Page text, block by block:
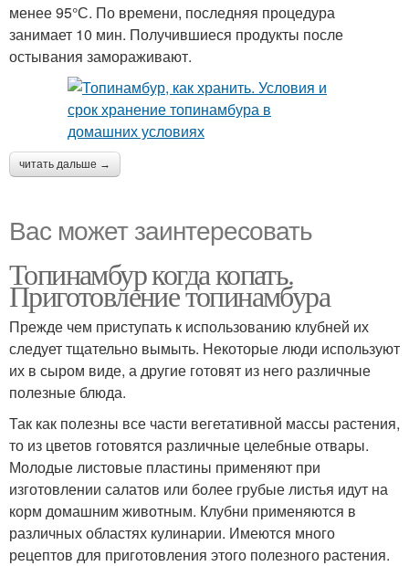
менее 95°С. По времени, последняя процедура
занимает 10 мин. Получившиеся продукты после
остывания замораживают.
читать дальше →
Вас может заинтересовать
Топинамбур когда копать.
Приготовление топинамбура
Прежде чем приступать к использованию клубней их
следует тщательно вымыть. Некоторые люди используют
их в сыром виде, а другие готовят из него различные
полезные блюда.
Так как полезны все части вегетативной массы растения,
то из цветов готовятся различные целебные отвары.
Молодые листовые пластины применяют при
изготовлении салатов или более грубые листья идут на
корм домашним животным. Клубни применяются в
различных областях кулинарии. Имеются много
рецептов для приготовления этого полезного растения.